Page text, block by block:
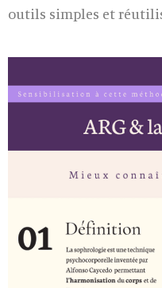
outils simples et